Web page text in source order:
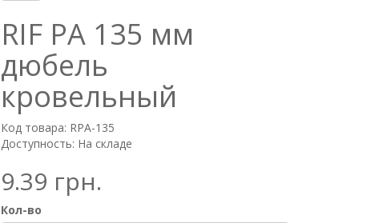
RIF PA 135 мм
дюбель
кровельный
Код товара: RPA-135
Доступность: На складе
9.39 грн.
Кол-во